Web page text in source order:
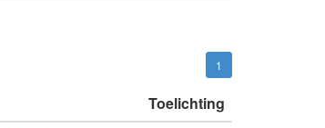
1
Toelichting